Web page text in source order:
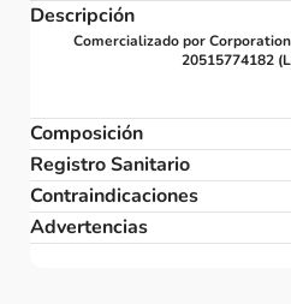
Descripción
Comercializado por
20515774182
Composición
Registro Sanitario
Contraindicaciones
Advertencias